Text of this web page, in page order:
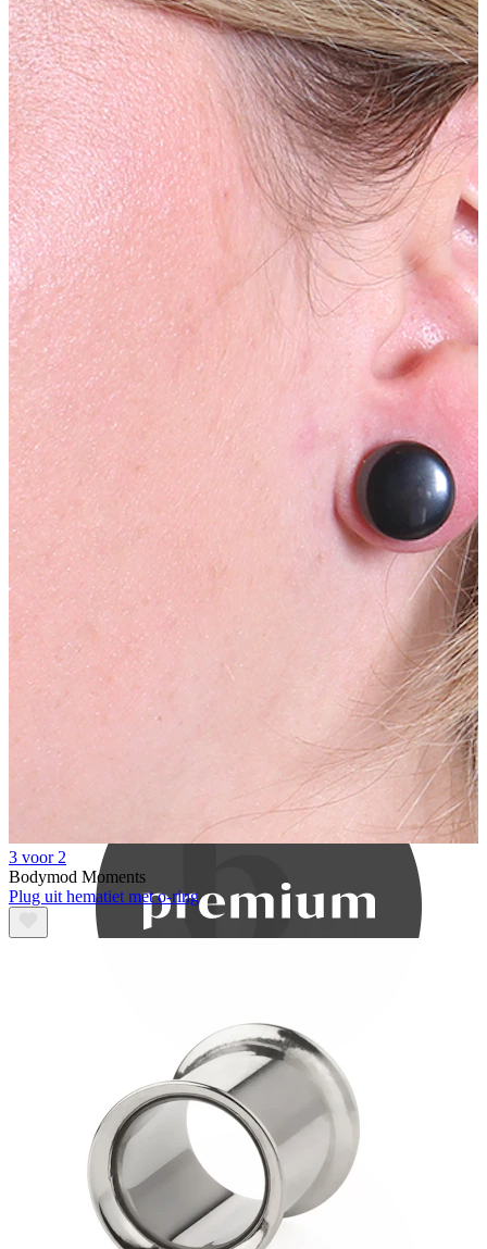
14k gouden sieraden
Shop Titanium
Nieuw
Koop 4, betaal 3
Shop Bodymod Moments
Brands
Brands
Bodymod Care
Bodymod Premium
3 voor 2
Bodymod Moments
Plug uit hematiet met o-ring